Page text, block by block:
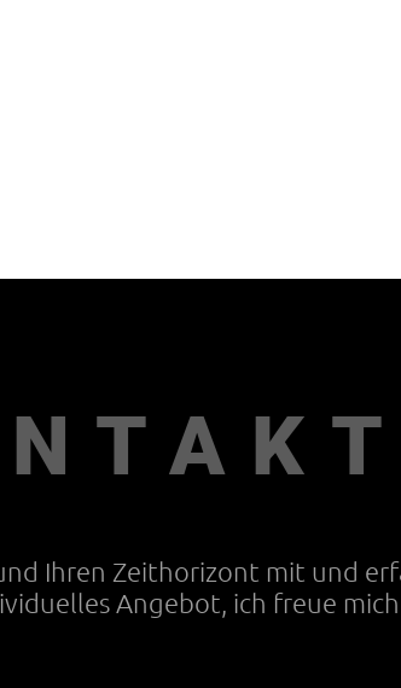
Ihren Zeithorizont mit und
Angebot, ich freue mich